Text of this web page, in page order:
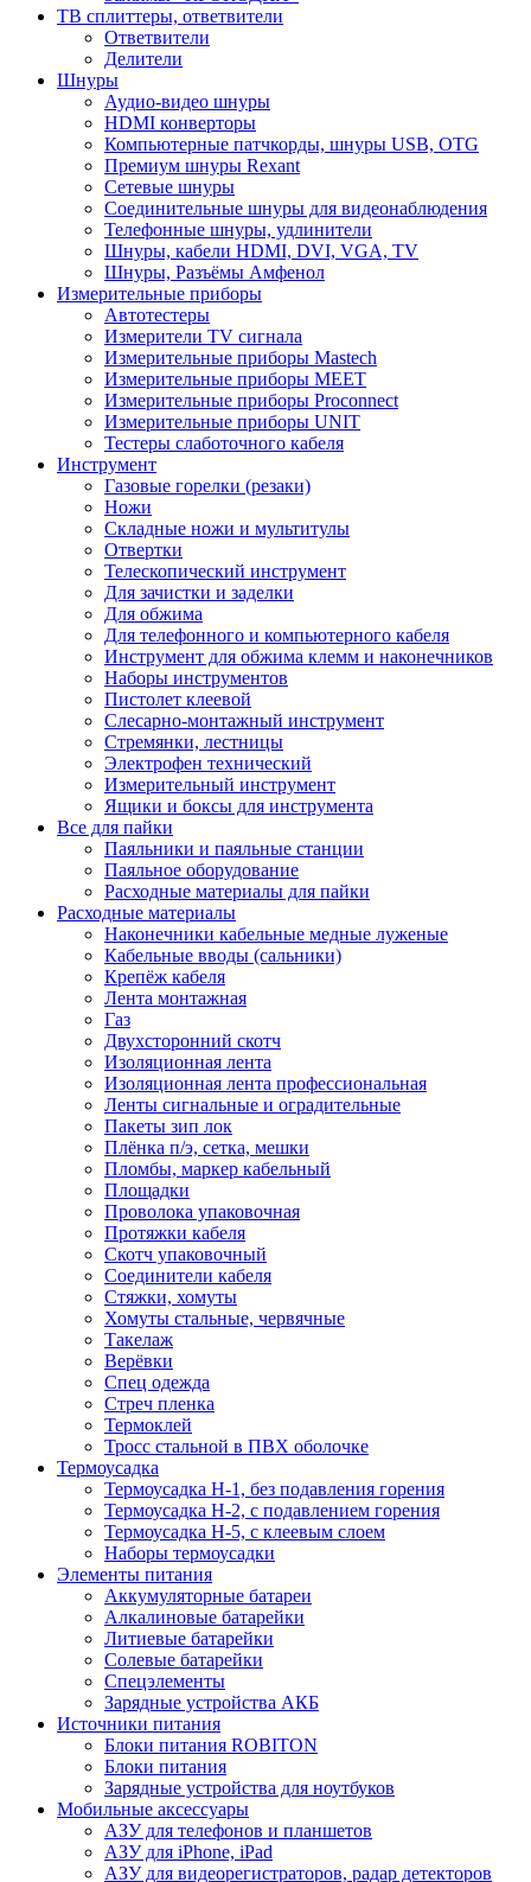
ТВ сплиттеры, ответвители
Ответвители
Делители
Шнуры
Аудио-видео шнуры
HDMI конверторы
Компьютерные патчкорды, шнуры USB, OTG
Премиум шнуры Rexant
Сетевые шнуры
Соединительные шнуры для видеонаблюдения
Телефонные шнуры, удлинители
Шнуры, кабели HDMI, DVI, VGA, TV
Шнуры, Разъёмы Амфенол
Измерительные приборы
Автотестеры
Измерители TV сигнала
Измерительные приборы Mastech
Измерительные приборы MEET
Измерительные приборы Proconnect
Измерительные приборы UNIT
Тестеры слаботочного кабеля
Инструмент
Газовые горелки (резаки)
Ножи
Складные ножи и мультитулы
Отвертки
Телескопический инструмент
Для зачистки и заделки
Для обжима
Для телефонного и компьютерного кабеля
Инструмент для обжима клемм и наконечников
Наборы инструментов
Пистолет клеевой
Слесарно-монтажный инструмент
Стремянки, лестницы
Электрофен технический
Измерительный инструмент
Ящики и боксы для инструмента
Все для пайки
Паяльники и паяльные станции
Паяльное оборудование
Расходные материалы для пайки
Расходные материалы
Наконечники кабельные медные луженые
Кабельные вводы (сальники)
Крепёж кабеля
Лента монтажная
Газ
Двухсторонний скотч
Изоляционная лента
Изоляционная лента профессиональная
Ленты сигнальные и оградительные
Пакеты зип лок
Плёнка п/э, сетка, мешки
Пломбы, маркер кабельный
Площадки
Проволока упаковочная
Протяжки кабеля
Скотч упаковочный
Соединители кабеля
Стяжки, хомуты
Хомуты стальные, червячные
Такелаж
Верёвки
Спец одежда
Стреч пленка
Термоклей
Тросс стальной в ПВХ оболочке
Термоусадка
Термоусадка H-1, без подавления горения
Термоусадка H-2, с подавлением горения
Термоусадка H-5, с клеевым слоем
Наборы термоусадки
Элементы питания
Аккумуляторные батареи
Алкалиновые батарейки
Литиевые батарейки
Солевые батарейки
Спецэлементы
Зарядные устройства АКБ
Источники питания
Блоки питания ROBITON
Блоки питания
Зарядные устройства для ноутбуков
Мобильные аксессуары
АЗУ для телефонов и планшетов
АЗУ для iPhone, iPad
АЗУ для видеорегистраторов, радар детекторов